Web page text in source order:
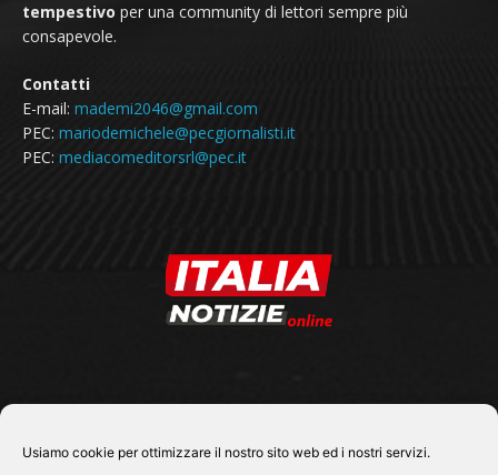
Usiamo cookie per ottimizzare il nostro sito web ed i nostri servizi.
tempestivo per una community di lettori sempre più
consapevole.
Contatti
E-mail: mademi2046@gmail.com
PEC: mariodemichele@pecgiornalisti.it
PEC: mediacomeditorsrl@pec.it